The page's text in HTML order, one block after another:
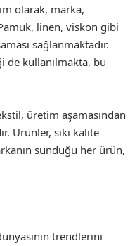
olarak, marka,
linen, viskon gibi
sağlanmaktadır.
de kullanılmakta, bu
üretim aşamasından
Ürünler, sıkı kalite
sunduğu her ürün,
trendlerini